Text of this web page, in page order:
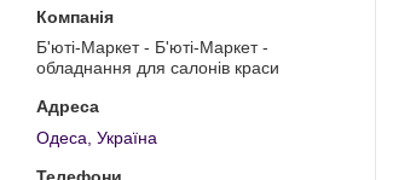
Б'юті-Маркет - Б'юті-Маркет -
обладнання для салонів краси
Одеса, Україна